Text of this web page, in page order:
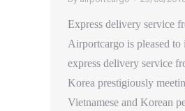
Express delivery service
Airportcargo is pleased
express delivery service
Korea prestigiously
Vietnamese and Korean